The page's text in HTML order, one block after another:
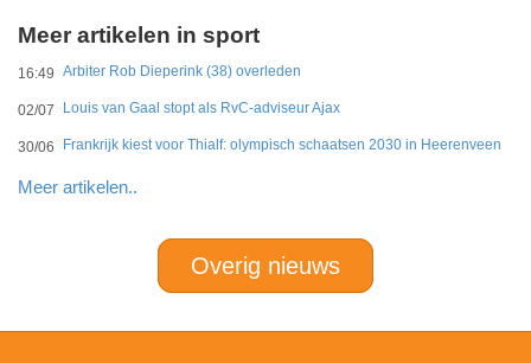
Meer artikelen in sport
16:49 Arbiter Rob Dieperink (38) overleden
02/07 Louis van Gaal stopt als RvC-adviseur Ajax
30/06 Frankrijk kiest voor Thialf: olympisch schaatsen 2030 in Heerenveen
Meer artikelen..
Overig nieuws